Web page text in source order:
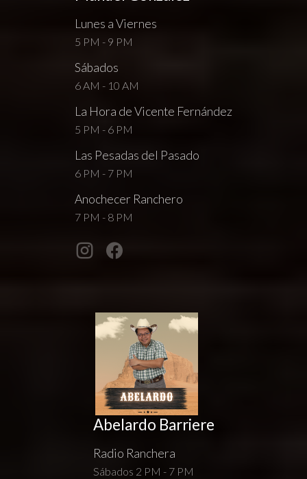
Lunes a Viernes
5 PM - 9 PM
Sábados
6 AM - 10 AM
La Hora de Vicente Fernández
5 PM - 6 PM
Las Pesadas del Pasado
6 PM - 7 PM
Anochecer Ranchero
7 PM - 8 PM
Abelardo Barriere
Radio Ranchera
Sábados 2 PM - 7 PM